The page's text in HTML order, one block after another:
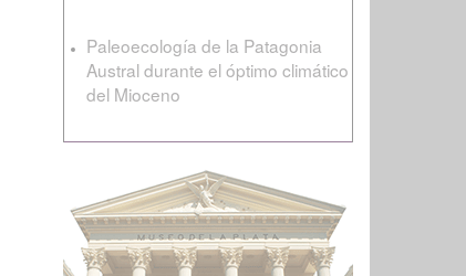
Paleoecología de la Patagonia
Austral durante el óptimo climático
del Mioceno